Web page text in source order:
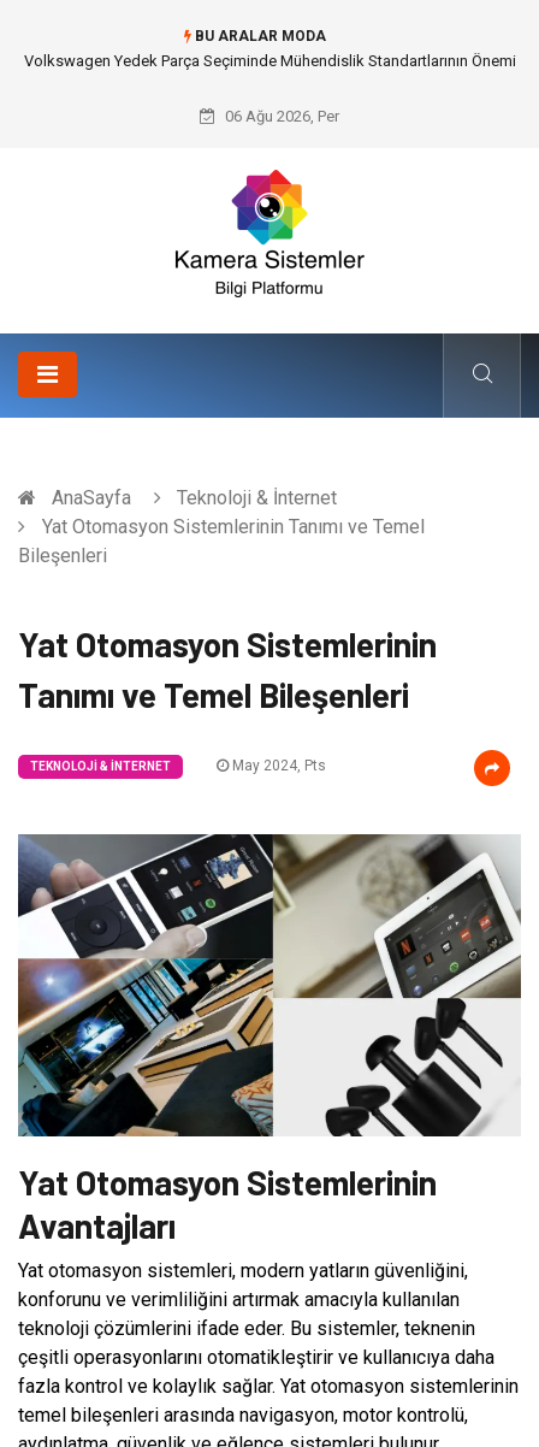
BU ARALAR MODA
Düğün Fotoğrafçısı Seçimiyle Geleceğe Nasıl Bir Miras Bırakacaksınız?
06 Ağu 2026, Per
AnaSayfa
Teknoloji & İnternet
Yat Otomasyon Sistemlerinin Tanımı ve Temel
Bileşenleri
Yat Otomasyon Sistemlerinin
Tanımı ve Temel Bileşenleri
TEKNOLOJI & İNTERNET May 2024, Pts
Yat Otomasyon Sistemlerinin
Avantajları
Yat otomasyon sistemleri, modern yatların güvenliğini,
konforunu ve verimliliğini artırmak amacıyla kullanılan
teknoloji çözümlerini ifade eder. Bu sistemler, teknenin
çeşitli operasyonlarını otomatikleştirir ve kullanıcıya daha
fazla kontrol ve kolaylık sağlar. Yat otomasyon sistemlerinin
temel bileşenleri arasında navigasyon, motor kontrolü,